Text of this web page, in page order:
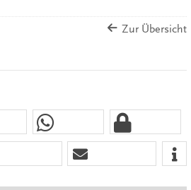
Zur Übersicht